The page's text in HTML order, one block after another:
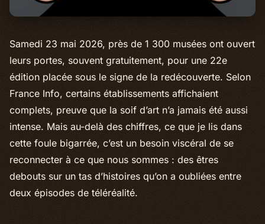
Samedi 23 mai 2026, près de 1 300 musées ont ouvert
leurs portes, souvent gratuitement, pour une 22e
édition placée sous le signe de la redécouverte. Selon
France Info, certains établissements affichaient
complets, preuve que la soif d’art n’a jamais été aussi
intense. Mais au-delà des chiffres, ce que je lis dans
cette foule bigarrée, c’est un besoin viscéral de se
reconnecter à ce que nous sommes : des êtres
debouts sur un tas d’histoires qu’on a oubliées entre
deux épisodes de téléréalité.